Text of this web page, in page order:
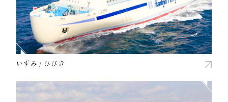
いずみ / ひびき